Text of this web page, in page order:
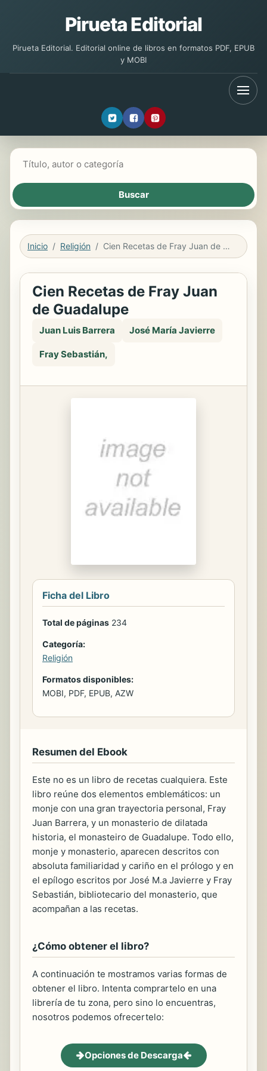
Pirueta Editorial
Pirueta Editorial. Editorial online de libros en formatos PDF, EPUB
y MOBI
Inicio Religión Cien Recetas de Fray Juan de Guadalupe
Cien Recetas de Fray Juan
de Guadalupe
Juan Luis Barrera José María Javierre
Fray Sebastián,
Ficha del Libro
Total de páginas 234
Categoría:
Religión
Formatos disponibles:
MOBI, PDF, EPUB, AZW
Resumen del Ebook
Este no es un libro de recetas cualquiera. Este
libro reúne dos elementos emblemáticos: un
monje con una gran trayectoria personal, Fray
Juan Barrera, y un monasterio de dilatada
historia, el monasteiro de Guadalupe. Todo ello,
monje y monasterio, aparecen descritos con
absoluta familiaridad y cariño en el prólogo y en
el epílogo escritos por José M.a Javierre y Fray
Sebastián, bibliotecario del monasterio, que
acompañan a las recetas.
¿Cómo obtener el libro?
A continuación te mostramos varias formas de
obtener el libro. Intenta comprartelo en una
librería de tu zona, pero sino lo encuentras,
nosotros podemos ofrecertelo:
Opciones de Descarga